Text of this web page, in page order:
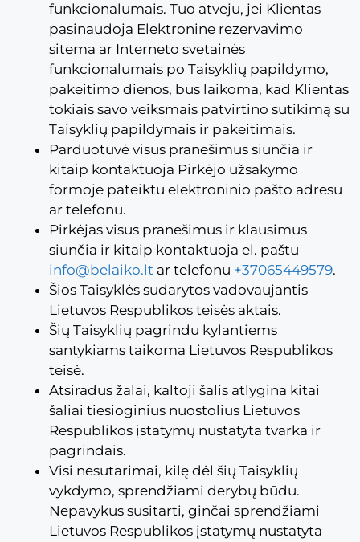
funkcionalumais. Tuo atveju, jei Klientas
pasinaudoja Elektronine rezervavimo
sitema ar Interneto svetainės
funkcionalumais po Taisyklių papildymo,
pakeitimo dienos, bus laikoma, kad Klientas
tokiais savo veiksmais patvirtino sutikimą su
Taisyklių papildymais ir pakeitimais.
Parduotuvė visus pranešimus siunčia ir
kitaip kontaktuoja Pirkėjo užsakymo
formoje pateiktu elektroninio pašto adresu
ar telefonu.
Pirkėjas visus pranešimus ir klausimus
siunčia ir kitaip kontaktuoja el. paštu
info@belaiko.lt ar telefonu +37065449579.
Šios Taisyklės sudarytos vadovaujantis
Lietuvos Respublikos teisės aktais.
Šių Taisyklių pagrindu kylantiems
santykiams taikoma Lietuvos Respublikos
teisė.
Atsiradus žalai, kaltoji šalis atlygina kitai
šaliai tiesioginius nuostolius Lietuvos
Respublikos įstatymų nustatyta tvarka ir
pagrindais.
Visi nesutarimai, kilę dėl šių Taisyklių
vykdymo, sprendžiami derybų būdu.
Nepavykus susitarti, ginčai sprendžiami
Lietuvos Respublikos įstatymų nustatyta